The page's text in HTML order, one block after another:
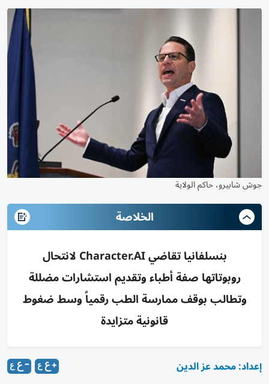
جوش شابيرو، حاكم الولاية
الخلاصة
بنسلفانيا تقاضي Character.AI لانتحال
روبوتاتها صفة أطباء وتقديم استشارات مضللة
وتطالب بوقف ممارسة الطب رقمياً وسط ضغوط
قانونية متزايدة
إعداد: محمد عز الدين